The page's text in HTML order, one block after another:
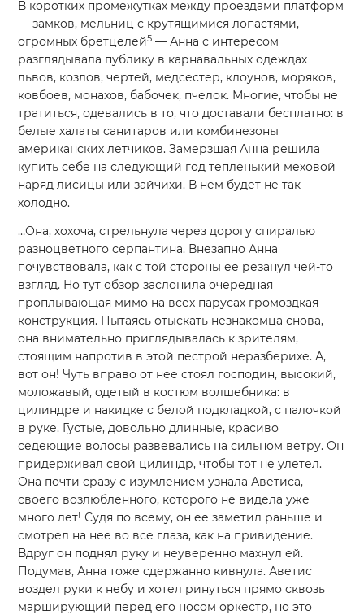
В коротких промежутках между проездами платформ
— замков, мельниц с крутящимися лопастями,
огромных бретцелей5 — Анна с интересом
разглядывала публику в карнавальных одеждах
львов, козлов, чертей, медсестер, клоунов, моряков,
ковбоев, монахов, бабочек, пчелок. Многие, чтобы не
тратиться, одевались в то, что доставали бесплатно: в
белые халаты санитаров или комбинезоны
американских летчиков. Замерзшая Анна решила
купить себе на следующий год тепленький меховой
наряд лисицы или зайчихи. В нем будет не так
холодно.
…Она, хохоча, стрельнула через дорогу спиралью
разноцветного серпантина. Внезапно Анна
почувствовала, как с той стороны ее резанул чей-то
взгляд. Но тут обзор заслонила очередная
проплывающая мимо на всех парусах громоздкая
конструкция. Пытаясь отыскать незнакомца снова,
она внимательно приглядывалась к зрителям,
стоящим напротив в этой пестрой неразберихе. А,
вот он! Чуть вправо от нее стоял господин, высокий,
моложавый, одетый в костюм волшебника: в
цилиндре и накидке с белой подкладкой, с палочкой
в руке. Густые, довольно длинные, красиво
седеющие волосы развевались на сильном ветру. Он
придерживал свой цилиндр, чтобы тот не улетел.
Она почти сразу с изумлением узнала Аветиса,
своего возлюбленного, которого не видела уже
много лет! Судя по всему, он ее заметил раньше и
смотрел на нее во все глаза, как на привидение.
Вдруг он поднял руку и неуверенно махнул ей.
Подумав, Анна тоже сдержанно кивнула. Аветис
воздел руки к небу и хотел ринуться прямо сквозь
марширующий перед его носом оркестр, но это